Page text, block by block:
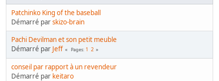
Patchinko King of the baseball
Démarré parskizo-brain
Pachi Devilman et son petit meuble
Démarré par Jeff Pages 1 2
conseil par rapport à un revendeur
Démarré par keitaro